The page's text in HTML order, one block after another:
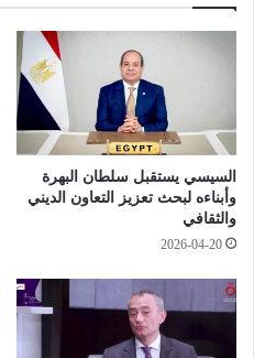
ا
ل
ف
ض
ا
ط
ف
ا
م
ن
السيسي يستقبل سلطان البهرة
وأبناءه لبحث تعزيز التعاون الديني
والثقافي
2026-04-20